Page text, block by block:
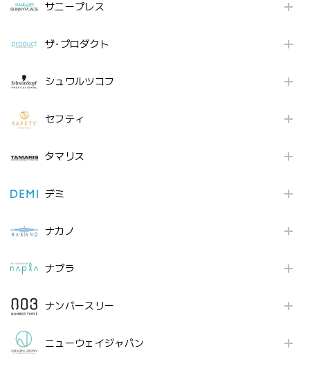
サニープレス
ザ･プロダクト
シュワルツコフ
セフティ
タマリス
デミ
ナカノ
ナプラ
ナンバースリー
ニューウェイジャパン